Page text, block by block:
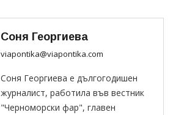
Соня Георгиева
viapontika@viapontika.com
Соня Георгиева е дългогодишен
журналист, работила във вестник
"Черноморски фар", главен